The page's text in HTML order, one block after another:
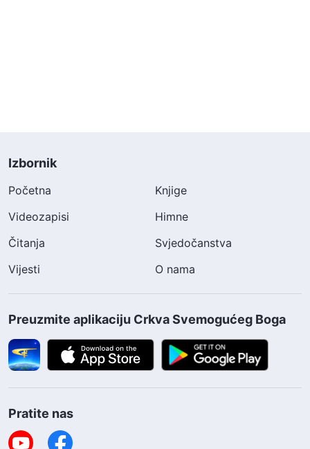
Izbornik
Početna
Knjige
Videozapisi
Himne
Čitanja
Svjedočanstva
Vijesti
O nama
Preuzmite aplikaciju Crkva Svemogućeg Boga
Pratite nas